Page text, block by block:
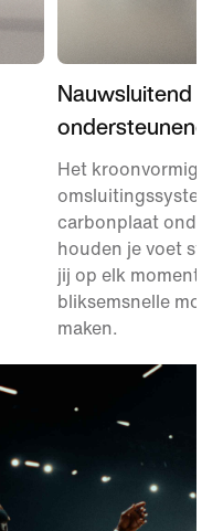
Nauwsluitend en
ondersteunend
Het kroonvormige
carbonplaat onder
houden je voet
jij op elk moment
bliksemsnelle
maken.